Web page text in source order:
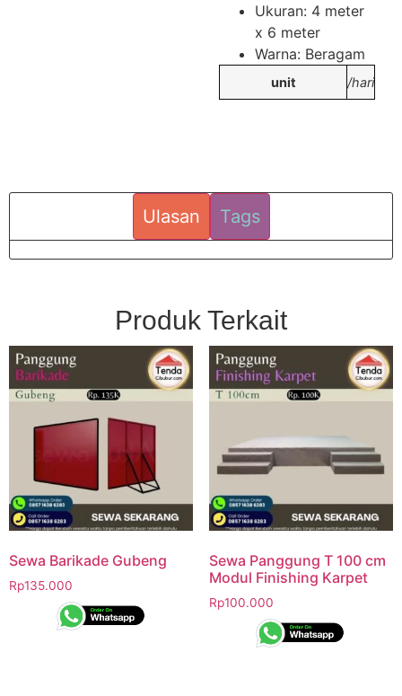
Ukuran: 4 meter
x 6 meter
Warna: Beragam
unit /hari
Ulasan Tags
Produk Terkait
Sewa Barikade Gubeng
Rp135.000
Sewa Panggung T 100 cm
Modul Finishing Karpet
Rp100.000